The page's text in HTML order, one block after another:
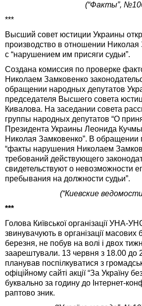
(“Факты”,
***
Высший совет юстиции Украины
производство в отношении Николая
с “нарушением им присяги судьи”.
Создана комиссия по проверке
Николаем Замковенко
обращении народных депутатов
председателя Высшего совета
Кивалова. На заседании совета
группы народных депутатов “О
Президента Украины Леонида
Николая Замковенко”. В обращении
“факты нарушения Николаем
требований действующего
свидетельствуют о невозможности
пребывания на должности судьи”.
(“Киевские
***
Голова Київської організації УНА-
звинувачують в організації масових
березня, не побув на волі і двох
заарештували. 13 червня з 18.00 до
планував поспілкуватися з
офіційному сайті акції “За Україну
буквально за годину до Інтернет-
раптово зник.